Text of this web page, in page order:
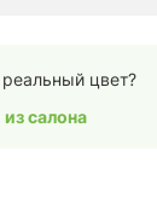
цвет?
салона